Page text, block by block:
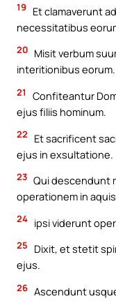
19
Et clamaverunt
necessitatibus
20 Misit verbum
interitionibus eorum.
21
Confiteantur
ejus filiis hominum.
22
Et sacrificent
ejus in exsultatione.
23 Qui descendunt
operationem in
24 ipsi viderunt
25
Dixit, et stetit
ejus.
26 Ascendunt